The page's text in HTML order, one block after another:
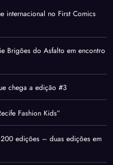
internacional no First Comics
Brigões do Asfalto em encontro
chega a edição #3
Fashion Kids”
edições – duas edições em